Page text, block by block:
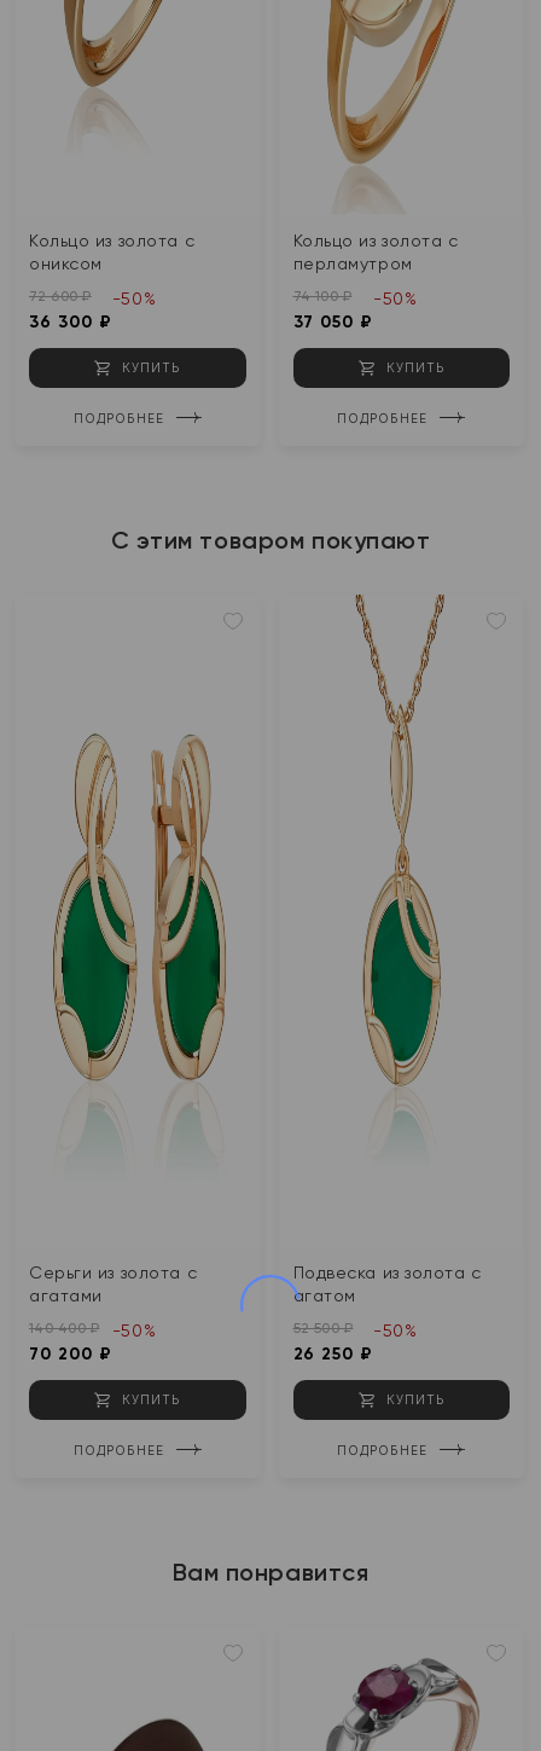
Кольцо из золота с
ониксом
72 600 ₽
36 300 ₽
-50%
КУПИТЬ
ПОДРОБНЕЕ
Кольцо из золота с
перламутром
74 100 ₽
37 050 ₽
-50%
КУПИТЬ
ПОДРОБНЕЕ
С этим товаром покупают
Серьги из золота с
агатами
140 400 ₽
70 200 ₽
-50%
КУПИТЬ
ПОДРОБНЕЕ
Подвеска из золота с
агатом
52 500 ₽
26 250 ₽
-50%
КУПИТЬ
ПОДРОБНЕЕ
Вам понравится